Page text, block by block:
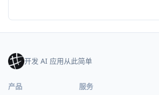
开发 AI 应用从此简单
产品 服务